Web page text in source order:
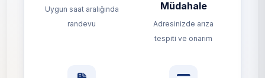
Uygun saat aralığında
randevu
Müdahale
Adresinizde arıza
tespiti ve onarım